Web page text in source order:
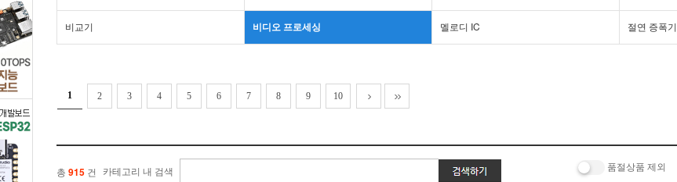
IC
>
비
디
오
비교기 비디오 프로세싱 멜로디 IC 절연 증폭기
1 2 3 4 5 6 7 8 9 10
총 915 건 카테고리 내 검색 품절상품 제외